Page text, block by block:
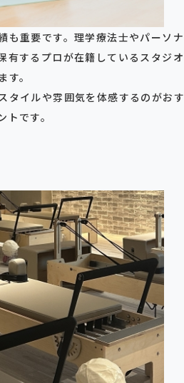
も重要です。理学療法士やパーソナ
有するプロが在籍しているスタジオ
。
タイルや雰囲気を体感するのがおす
です。